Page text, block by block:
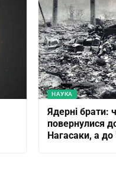
НАУКА
Ядерні брати:
повернулися
Нагасаки, а